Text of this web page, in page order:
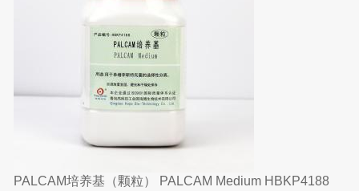
PALCAM培养基（颗粒） PALCAM Medium HBKP4188